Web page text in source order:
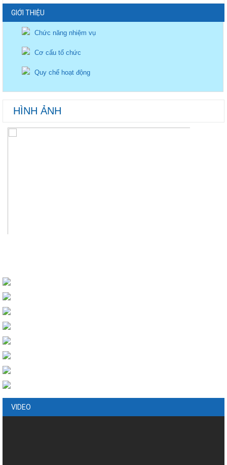
GIỚI THIỆU
Chức năng nhiệm vụ
Cơ cấu tổ chức
Quy chế hoạt động
HÌNH ẢNH
VIDEO